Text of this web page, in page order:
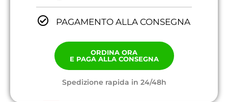
PAGAMENTO ALLA CONSEGNA
ORDINA ORA
E PAGA ALLA CONSEGNA
Spedizione rapida in 24/48h